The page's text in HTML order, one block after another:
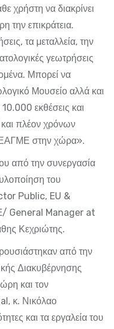
χρήστη να διακρίνει
την επικράτεια.
τα μεταλλεία, την
γεωτρήσεις
Μπορεί να
Μουσείο αλλά και
εκθέσεις και
πλέον χρόνων
ΕΑΓΜΕ στην χώρα».
από την συνεργασία
του
Public, EU &
General Manager at
Κεχριώτης.
από την
Διακυβέρνησης
και τον
κ. Νικόλαο
και τα εργαλεία του